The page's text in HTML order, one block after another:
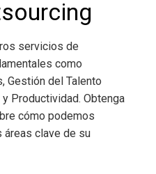
servicios de
como
Gestión del Talento
Productividad. Obtenga
cómo podemos
áreas clave de su